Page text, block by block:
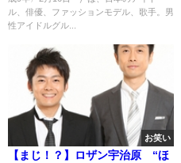
ル、俳優、ファッションモデル、歌手。男
性アイドルグル...
お笑い
【まじ！？】ロザン宇治原 “ほ